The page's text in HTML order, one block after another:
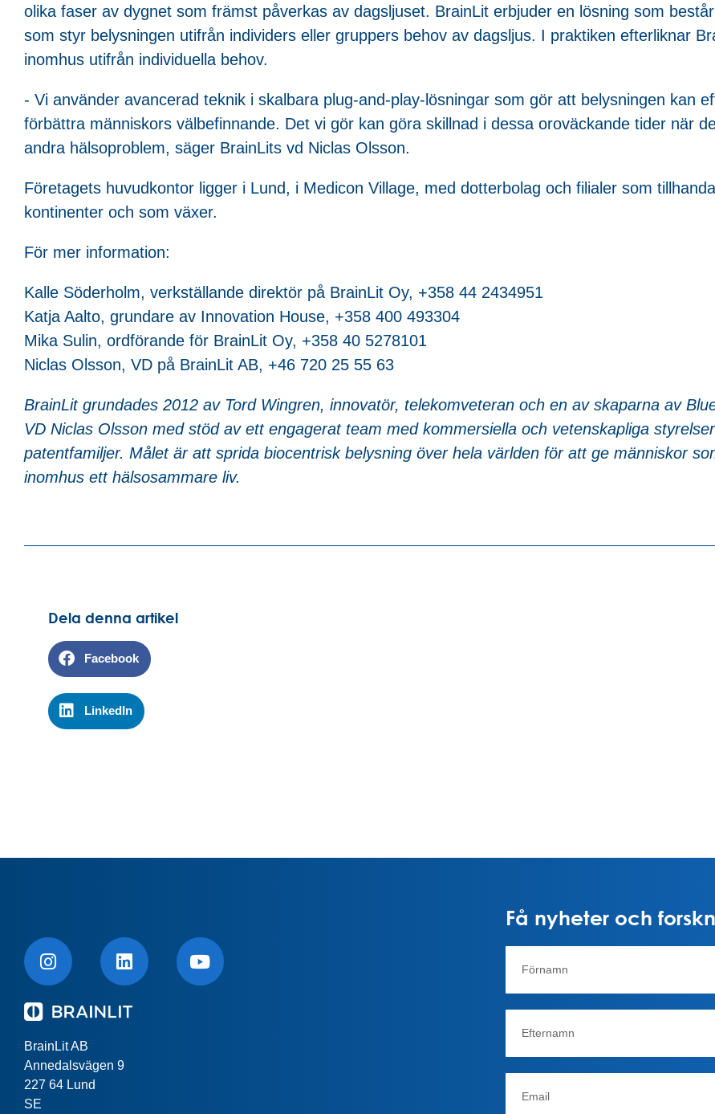
olika faser av dygnet som främst påverkas av dagsljuset. BrainLit erbjuder en lösning som
som styr belysningen utifrån individers eller gruppers behov av dagsljus. I praktiken efterliknar
inomhus utifrån individuella behov.
- Vi använder avancerad teknik i skalbara plug-and-play-lösningar som gör att belysningen kan
förbättra människors välbefinnande. Det vi gör kan göra skillnad i dessa oroväckande tider när
andra hälsoproblem, säger BrainLits vd Niclas Olsson.
Företagets huvudkontor ligger i Lund, i Medicon Village, med dotterbolag och filialer som
kontinenter och som växer.
För mer information:
Kalle Söderholm, verkställande direktör på BrainLit Oy, +358 44 2434951
Katja Aalto, grundare av Innovation House, +358 400 493304
Mika Sulin, ordförande för BrainLit Oy, +358 40 5278101
Niclas Olsson, VD på BrainLit AB, +46 720 25 55 63
BrainLit grundades 2012 av Tord Wingren, innovatör, telekomveteran och en av skaparna av
VD Niclas Olsson med stöd av ett engagerat team med kommersiella och vetenskapliga
patentfamiljer. Målet är att sprida biocentrisk belysning över hela världen för att ge människor
inomhus ett hälsosammare liv.
Dela denna artikel
Facebook
LinkedIn
BrainLit AB
Annedalsvägen 9
227 64 Lund
SE
Få nyheter och